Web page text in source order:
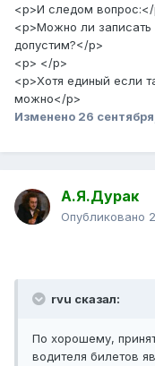
<p>И следом
<p>Можно ли
допустим?</p>
<p> </p>
<p>Хотя единый если
можно</p>
Изменено 26
А.Я.Дурак
Опубликовано
rvu сказал:
По хорошему,
водителя билетов